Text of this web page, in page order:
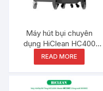
Máy hút bụi chuyên
dụng HiClean HC400
NEW
READ MORE